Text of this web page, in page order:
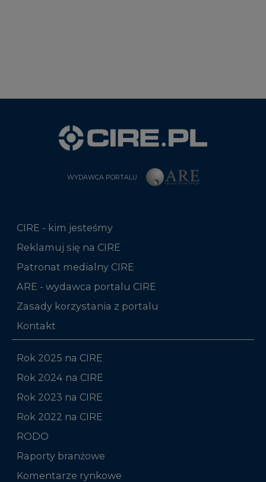
WYDAWCA PORTALU
CIRE - kim jesteśmy
Reklamuj się na CIRE
Patronat medialny CIRE
ARE - wydawca portalu CIRE
Zasady korzystania z portalu
Kontakt
Rok 2025 na CIRE
Rok 2024 na CIRE
Rok 2023 na CIRE
Rok 2022 na CIRE
RODO
Raporty branżowe
Komentarze rynkowe